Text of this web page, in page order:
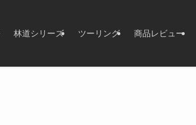
林道シリーズ ツーリング 商品レビュー